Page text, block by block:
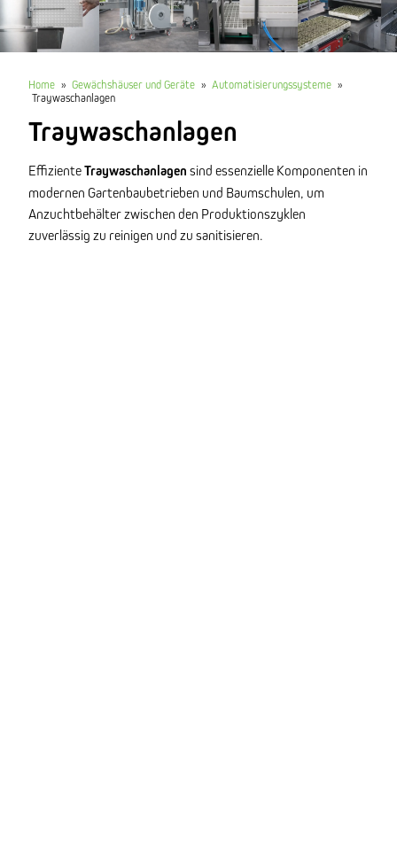
Home » Gewächshäuser und Geräte » Automatisierungssysteme »
Traywaschanlagen
Traywaschanlagen
EffizienteTraywaschanlagen sind essenzielle Komponenten in
modernen Gartenbaubetrieben und Baumschulen, um
Anzuchtbehälter zwischen den Produktionszyklen
zuverlässig zu reinigen und zu sanitisieren.